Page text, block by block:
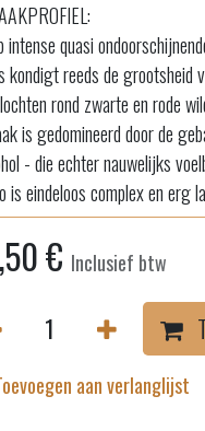
intense quasi
kondigt reeds de grootsheid
rond zwarte en rode
is gedomineerd door de
- die echter nauwelijks
is eindeloos complex en erg
€ Inclusief btw
aan verlanglijst